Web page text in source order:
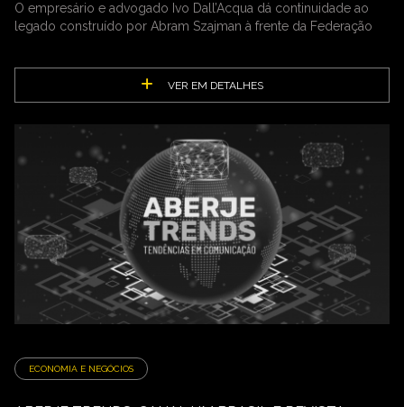
O empresário e advogado Ivo Dall’Acqua dá continuidade ao
legado construído por Abram Szajman à frente da Federação
VER EM DETALHES
ECONOMIA E NEGÓCIOS